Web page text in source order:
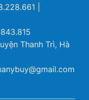
|
Thanh Trì, Hà